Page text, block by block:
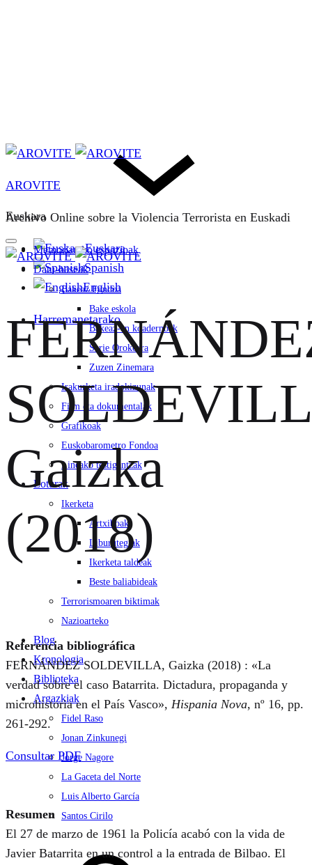
Euskara
Euskara
Spanish
English
Harremanetarako
AROVITE
Archivo Online sobre la Violencia Terrorista en Euskadi
Memoriarako espazioak
Datu-baseak
Bakeaz Fondoa
Bake eskola
Bakeaz-en koadernoak
Serie Orokorra
Zuzen Zinemara
Irakurketa iradokizunak
Film eta dokumentalak
Grafikoak
Euskobarometro Fondoa
Lineako testigantzak
Loturak
Ikerketa
Artxiboak
Liburutegiak
Ikerketa taldeak
Beste baliabideak
Terrorismoaren biktimak
Nazioarteko
Blog
Kronologia
Biblioteka
Argazkiak
Fidel Raso
Jonan Zinkunegi
Jorge Nagore
La Gaceta del Norte
Luis Alberto García
Santos Cirilo
Search
Gaizka
(2018)
Referencia bibliográfica
FERNÁNDEZ SOLDEVILLA, Gaizka (2018) : «La
verdad sobre el caso Batarrita. Dictadura, propaganda y
microhistoria en el País Vasco», Hispania Nova, nº 16, pp.
261-292.
Consultar PDF
Resumen
El 27 de marzo de 1961 la Policía acabó con la vida de
Javier Batarrita en un control a la entrada de Bilbao. El